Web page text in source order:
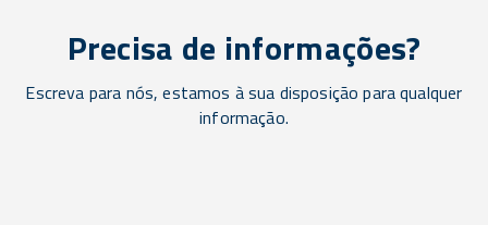
Precisa de informações?
Escreva para nós, estamos à sua disposição para qualquer
informação.